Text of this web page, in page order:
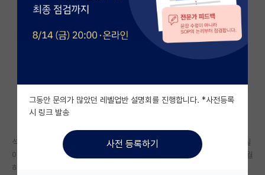
전체글보기
베스트 게시판
자유 게시판(아무개랩)
미국 유학 게시판
미국 대학원 합격 후기 게시판
대학원생 모집 게시판
석사 당시 연구실 상황이 매우 안좋았습니다.. 연구가 이뤄지지 않는 연구실
이었고.. 지도교수님도 다른 일 하시느라 관심이없으셨습니다. 2년 허송세월
하고 석사학위 논문을 웹애플리케이션 개발하고나서 평가하는 내용으로 썼
그동안 문의가 많았던 레벨업반 설명회를 진행합니다. *사전등록
시 링크 발송
사전 등록하기